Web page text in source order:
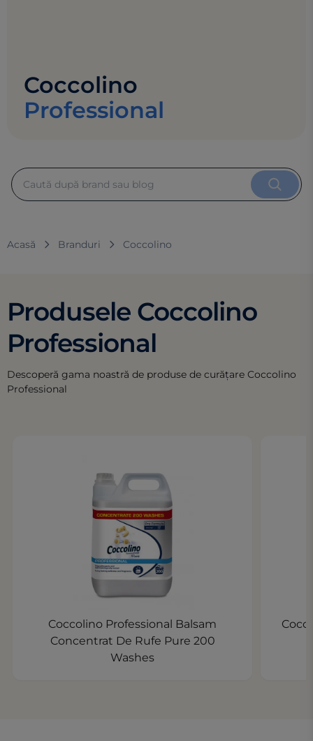
Coccolino
Professional
Acasă Branduri Coccolino
Produsele Coccolino
Professional
Descoperă gama noastră de produse de curățare Coccolino
Professional
Coccolino Professional Balsam
Concentrat De Rufe Pure 200
Washes